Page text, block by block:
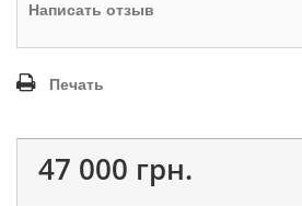
Написать отзыв
Печать
47 000 грн.